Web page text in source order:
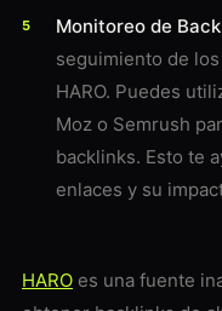
Monitoreo de
seguimiento de
HARO. Puedes
Moz o Semrush
backlinks. Esto te
enlaces y su
HARO es una fuente